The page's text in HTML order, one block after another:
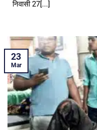
निवासी 27[...]
23
Mar